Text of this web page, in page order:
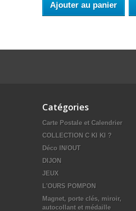
Ajouter au panier
Catégories
Carte Postale et Calendrier
COLLECTION C KI KI ?
Déco IN/OUT
DIJON
JEUX
L'OURS POMPON
Magnet, porte clés, miroir,
autocollant et médaille